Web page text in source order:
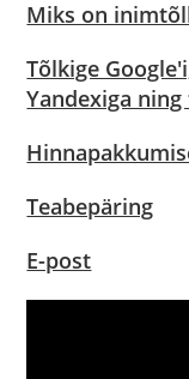
Miks on
Tõlkige
Yandexiga
Teabepäring
E-post